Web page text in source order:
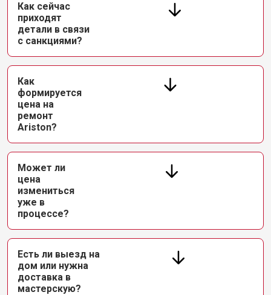
Как сейчас
приходят
детали в связи
с санкциями?
Как
формируется
цена на
ремонт
Ariston?
Может ли
цена
измениться
уже в
процессе?
Есть ли выезд на
дом или нужна
доставка в
мастерскую?